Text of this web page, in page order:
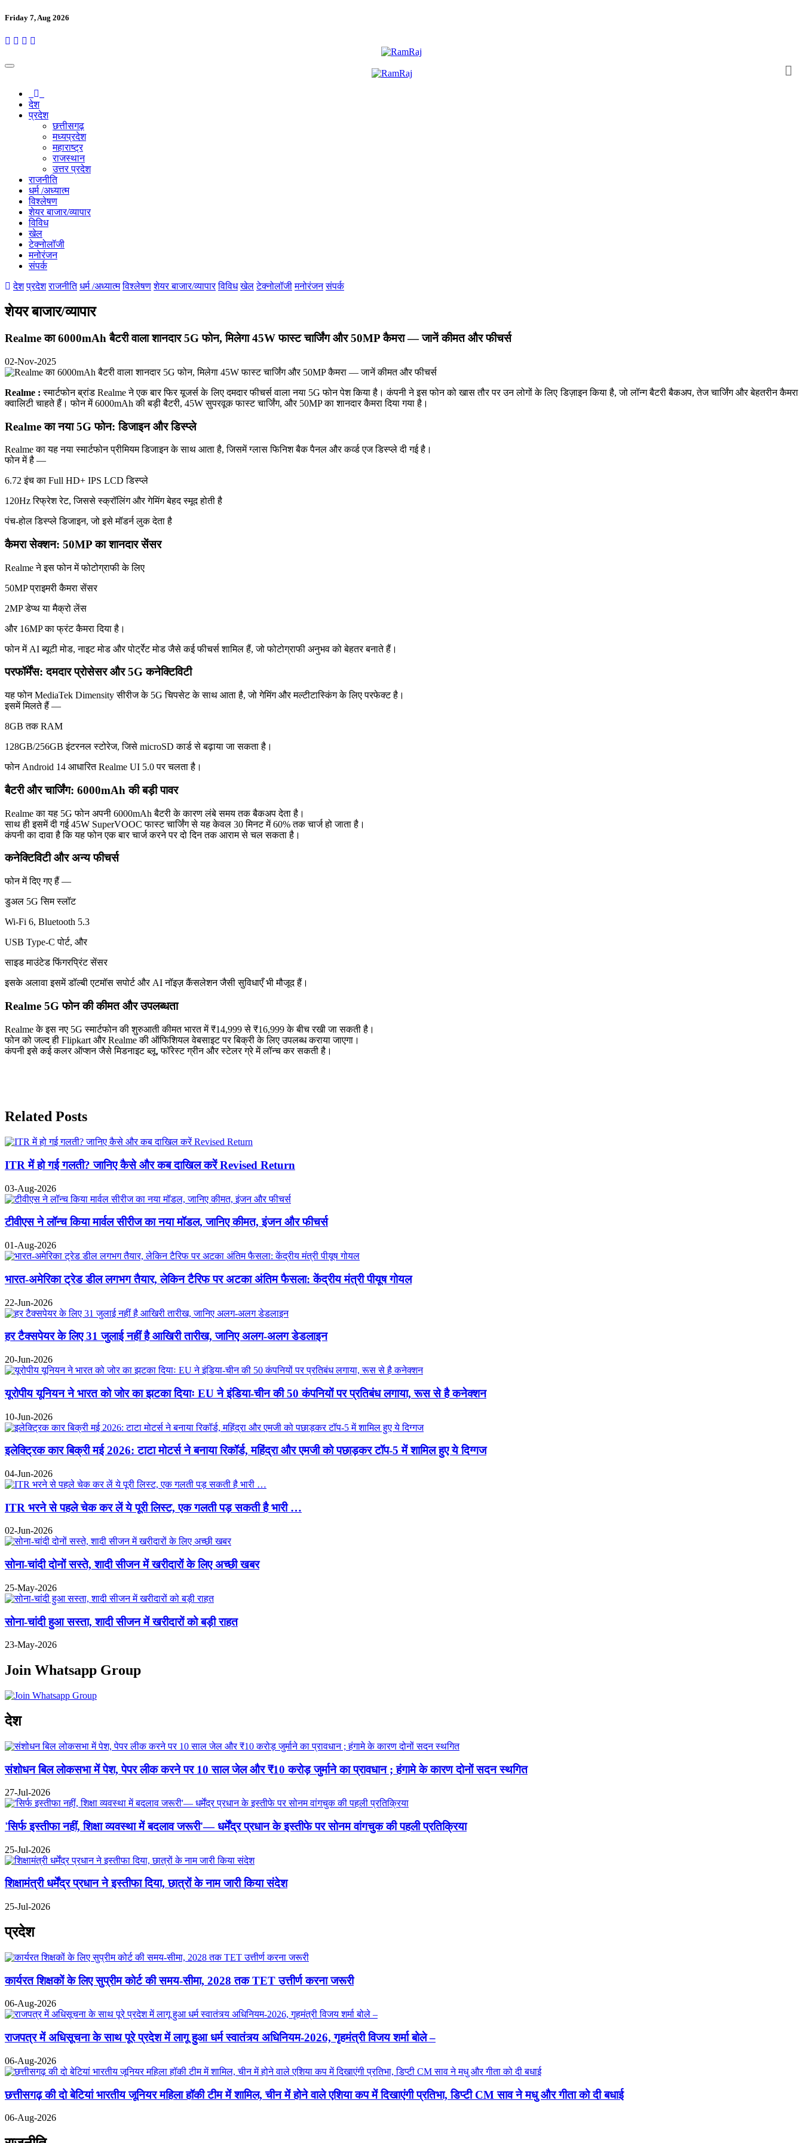
Friday 7, Aug 2026
देश
प्रदेश
छत्तीसगढ़
मध्यप्रदेश
महाराष्ट्र
राजस्थान
उत्तर प्रदेश
राजनीति
धर्म /अध्यात्म
विश्लेषण
शेयर बाजार/व्यापार
विविध
खेल
टेक्नोलॉजी
मनोरंजन
संपर्क
देश प्रदेश राजनीति धर्म /अध्यात्म विश्लेषण शेयर बाजार/व्यापार विविध खेल टेक्नोलॉजी मनोरंजन संपर्क
शेयर बाजार/व्यापार
Realme का 6000mAh बैटरी वाला शानदार 5G फोन, मिलेगा 45W फास्ट चार्जिंग और 50MP कैमरा — जानें कीमत और फीचर्स
02-Nov-2025
Realme : स्मार्टफोन ब्रांड Realme ने एक बार फिर यूजर्स के लिए दमदार फीचर्स वाला नया 5G फोन पेश किया है। कंपनी ने इस फोन को खास तौर पर उन लोगों के लिए डिज़ाइन किया है, जो लॉन्ग बैटरी बैकअप, तेज चार्जिंग और बेहतरीन कैमरा
क्वालिटी चाहते हैं। फोन में 6000mAh की बड़ी बैटरी, 45W सुपरवूक फास्ट चार्जिंग, और 50MP का शानदार कैमरा दिया गया है।
Realme का नया 5G फोन: डिजाइन और डिस्प्ले
Realme का यह नया स्मार्टफोन प्रीमियम डिजाइन के साथ आता है, जिसमें ग्लास फिनिश बैक पैनल और कर्व्ड एज डिस्प्ले दी गई है।
फोन में है —
6.72 इंच का Full HD+ IPS LCD डिस्प्ले
120Hz रिफ्रेश रेट, जिससे स्क्रॉलिंग और गेमिंग बेहद स्मूद होती है
पंच-होल डिस्प्ले डिजाइन, जो इसे मॉडर्न लुक देता है
कैमरा सेक्शन: 50MP का शानदार सेंसर
Realme ने इस फोन में फोटोग्राफी के लिए
50MP प्राइमरी कैमरा सेंसर
2MP डेप्थ या मैक्रो लेंस
और 16MP का फ्रंट कैमरा दिया है।
फोन में AI ब्यूटी मोड, नाइट मोड और पोर्ट्रेट मोड जैसे कई फीचर्स शामिल हैं, जो फोटोग्राफी अनुभव को बेहतर बनाते हैं।
परफॉर्मेंस: दमदार प्रोसेसर और 5G कनेक्टिविटी
यह फोन MediaTek Dimensity सीरीज के 5G चिपसेट के साथ आता है, जो गेमिंग और मल्टीटास्किंग के लिए परफेक्ट है।
इसमें मिलते हैं —
8GB तक RAM
128GB/256GB इंटरनल स्टोरेज, जिसे microSD कार्ड से बढ़ाया जा सकता है।
फोन Android 14 आधारित Realme UI 5.0 पर चलता है।
बैटरी और चार्जिंग: 6000mAh की बड़ी पावर
Realme का यह 5G फोन अपनी 6000mAh बैटरी के कारण लंबे समय तक बैकअप देता है।
साथ ही इसमें दी गई 45W SuperVOOC फास्ट चार्जिंग से यह केवल 30 मिनट में 60% तक चार्ज हो जाता है।
कंपनी का दावा है कि यह फोन एक बार चार्ज करने पर दो दिन तक आराम से चल सकता है।
कनेक्टिविटी और अन्य फीचर्स
फोन में दिए गए हैं —
डुअल 5G सिम स्लॉट
Wi-Fi 6, Bluetooth 5.3
USB Type-C पोर्ट, और
साइड माउंटेड फिंगरप्रिंट सेंसर
इसके अलावा इसमें डॉल्बी एटमॉस सपोर्ट और AI नॉइज़ कैंसलेशन जैसी सुविधाएँ भी मौजूद हैं।
Realme 5G फोन की कीमत और उपलब्धता
Realme के इस नए 5G स्मार्टफोन की शुरुआती कीमत भारत में ₹14,999 से ₹16,999 के बीच रखी जा सकती है।
फोन को जल्द ही Flipkart और Realme की ऑफिशियल वेबसाइट पर बिक्री के लिए उपलब्ध कराया जाएगा।
कंपनी इसे कई कलर ऑप्शन जैसे मिडनाइट ब्लू, फॉरेस्ट ग्रीन और स्टेलर ग्रे में लॉन्च कर सकती है।
Related Posts
ITR में हो गई गलती? जानिए कैसे और कब दाखिल करें Revised Return
03-Aug-2026
टीवीएस ने लॉन्च किया मार्वल सीरीज का नया मॉडल, जानिए कीमत, इंजन और फीचर्स
01-Aug-2026
भारत-अमेरिका ट्रेड डील लगभग तैयार, लेकिन टैरिफ पर अटका अंतिम फैसला: केंद्रीय मंत्री पीयूष गोयल
22-Jun-2026
हर टैक्सपेयर के लिए 31 जुलाई नहीं है आखिरी तारीख, जानिए अलग-अलग डेडलाइन
20-Jun-2026
यूरोपीय यूनियन ने भारत को जोर का झटका दियाः EU ने इंडिया-चीन की 50 कंपनियों पर प्रतिबंध लगाया, रूस से है कनेक्शन
10-Jun-2026
इलेक्ट्रिक कार बिक्री मई 2026: टाटा मोटर्स ने बनाया रिकॉर्ड, महिंद्रा और एमजी को पछाड़कर टॉप-5 में शामिल हुए ये दिग्गज
04-Jun-2026
ITR भरने से पहले चेक कर लें ये पूरी लिस्ट, एक गलती पड़ सकती है भारी …
02-Jun-2026
सोना-चांदी दोनों सस्ते, शादी सीजन में खरीदारों के लिए अच्छी खबर
25-May-2026
सोना-चांदी हुआ सस्ता, शादी सीजन में खरीदारों को बड़ी राहत
23-May-2026
Join Whatsapp Group
देश
संशोधन बिल लोकसभा में पेश, पेपर लीक करने पर 10 साल जेल और ₹10 करोड़ जुर्माने का प्रावधान ; हंगामे के कारण दोनों सदन स्थगित
27-Jul-2026
'सिर्फ इस्तीफा नहीं, शिक्षा व्यवस्था में बदलाव जरूरी'— धर्मेंद्र प्रधान के इस्तीफे पर सोनम वांगचुक की पहली प्रतिक्रिया
25-Jul-2026
शिक्षामंत्री धर्मेंद्र प्रधान ने इस्तीफा दिया, छात्रों के नाम जारी किया संदेश
25-Jul-2026
प्रदेश
कार्यरत शिक्षकों के लिए सुप्रीम कोर्ट की समय-सीमा, 2028 तक TET उत्तीर्ण करना जरूरी
06-Aug-2026
राजपत्र में अधिसूचना के साथ पूरे प्रदेश में लागू हुआ धर्म स्वातंत्र्य अधिनियम-2026, गृहमंत्री विजय शर्मा बोले –
06-Aug-2026
छत्तीसगढ़ की दो बेटियां भारतीय जूनियर महिला हॉकी टीम में शामिल, चीन में होने वाले एशिया कप में दिखाएंगी प्रतिभा, डिप्टी CM साव ने मधु और गीता को दी बधाई
06-Aug-2026